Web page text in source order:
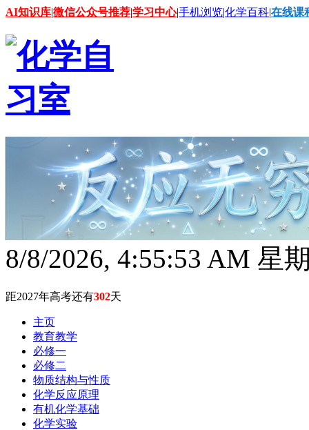
AI知识库|微信公众号推荐|学习中心|手机浏览|化学百科|在线课
8/8/2026, 4:55:54 AM 星
距2027年高考还有302天
主页
教育教学
必修一
必修二
物质结构与性质
化学反应原理
有机化学基础
化学实验